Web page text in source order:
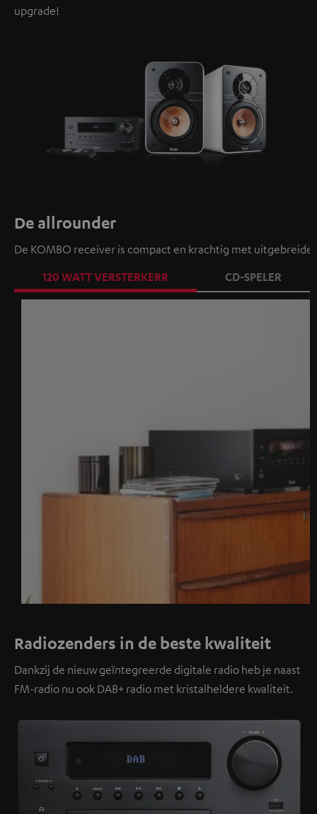
upgrade!
De allrounder
De KOMBO receiver is compact en krachtig met uitgebreide
120 WATT VERSTERKERR
CD-SPELER
Radiozenders in de beste kwaliteit
Dankzij de nieuw geïntegreerde digitale radio heb je naast
FM-radio nu ook DAB+ radio met kristalheldere kwaliteit.